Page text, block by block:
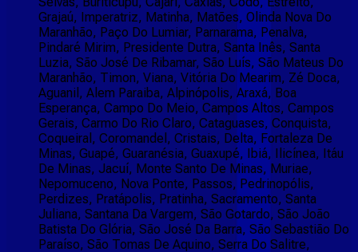
Grajaú, Imperatriz, Matinha, Matões, Olinda Nova Do
Maranhão, Paço Do Lumiar, Parnarama, Penalva,
Pindaré Mirim, Presidente Dutra, Santa Inês, Santa
Luzia, São José De Ribamar, São Luís, São Mateus Do
Maranhão, Timon, Viana, Vitória Do Mearim, Zé Doca,
Aguanil, Alem Paraiba, Alpinópolis, Araxá, Boa
Esperança, Campo Do Meio, Campos Altos, Campos
Gerais, Carmo Do Rio Claro, Cataguases, Conquista,
Coqueiral, Coromandel, Cristais, Delta, Fortaleza De
Minas, Guapé, Guaranésia, Guaxupé, Ibiá, Ilicínea, Itáu
De Minas, Jacuí, Monte Santo De Minas, Muriae,
Nepomuceno, Nova Ponte, Passos, Pedrinopólis,
Perdizes, Pratápolis, Pratinha, Sacramento, Santa
Juliana, Santana Da Vargem, São Gotardo, São João
Batista Do Glória, São José Da Barra, São Sebastião Do
Paraíso, São Tomas De Aquino, Serra Do Salitre,